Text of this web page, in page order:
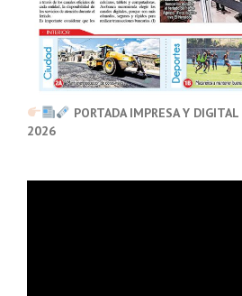
PORTADA IMPRESA Y
2026